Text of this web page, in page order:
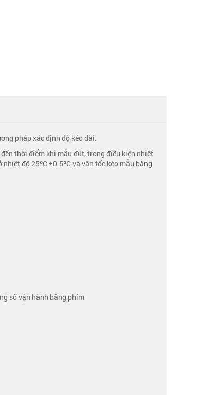
pháp xác định độ kéo dài.
thời điểm khi mẫu đứt, trong điều kiện nhiệt
độ 25ºC ±0.5ºC và vận tốc kéo mẫu bằng
số vận hành bằng phím